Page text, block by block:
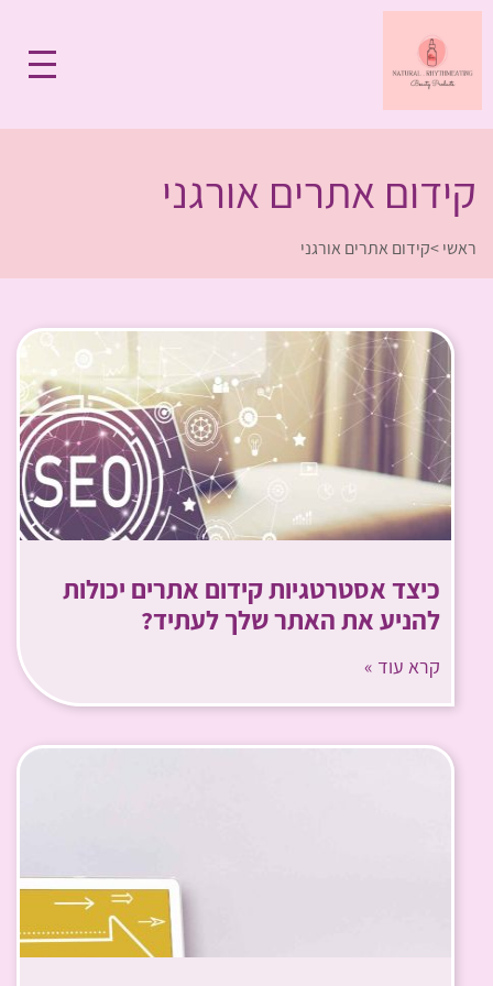
קידום אתרים אורגני
ראשי>קידום אתרים אורגני
כיצד אסטרטגיות קידום אתרים יכולות
להניע את האתר שלך לעתיד?
קרא עוד »